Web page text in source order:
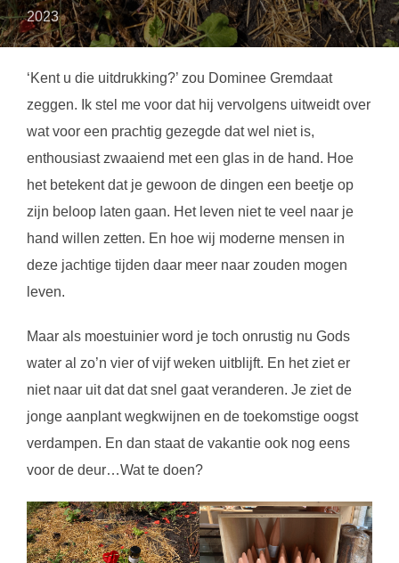
op
2023
‘Kent u die uitdrukking?’ zou Dominee Gremdaat
zeggen. Ik stel me voor dat hij vervolgens uitweidt over
wat voor een prachtig gezegde dat wel niet is,
enthousiast zwaaiend met een glas in de hand. Hoe
het betekent dat je gewoon de dingen een beetje op
zijn beloop laten gaan. Het leven niet te veel naar je
hand willen zetten. En hoe wij moderne mensen in
deze jachtige tijden daar meer naar zouden mogen
leven.
Maar als moestuinier word je toch onrustig nu Gods
water al zo’n vier of vijf weken uitblijft. En het ziet er
niet naar uit dat dat snel gaat veranderen. Je ziet de
jonge aanplant wegkwijnen en de toekomstige oogst
verdampen. En dan staat de vakantie ook nog eens
voor de deur…Wat te doen?